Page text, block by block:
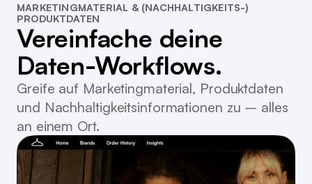
MARKETINGMATERIAL & (NACHHALTIGKEITS-)
PRODUKTDATEN
Vereinfache deine
Daten-Workflows.
Greife auf Marketingmaterial, Produktdaten
und Nachhaltigkeitsinformationen zu – alles
an einem Ort.